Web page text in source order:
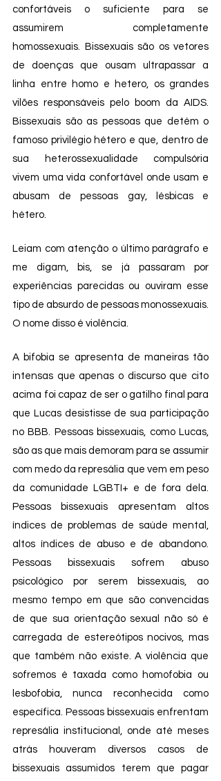
confortáveis o suficiente para se
assumirem completamente
homossexuais. Bissexuais são os vetores
de doenças que ousam ultrapassar a
linha entre homo e hetero, os grandes
vilões responsáveis pelo boom da AIDS.
Bissexuais são as pessoas que detém o
famoso privilégio hétero e que, dentro de
sua heterossexualidade compulsória
vivem uma vida confortável onde usam e
abusam de pessoas gay, lésbicas e
hétero.
Leiam com atenção o último parágrafo e
me digam, bis, se já passaram por
experiências parecidas ou ouviram esse
tipo de absurdo de pessoas monossexuais.
O nome disso é violência.
A bifobia se apresenta de maneiras tão
intensas que apenas o discurso que cito
acima foi capaz de ser o gatilho final para
que Lucas desistisse de sua participação
no BBB. Pessoas bissexuais, como Lucas,
são as que mais demoram para se assumir
com medo da represália que vem em peso
da comunidade LGBTI+ e de fora dela.
Pessoas bissexuais apresentam altos
índices de problemas de saúde mental,
altos índices de abuso e de abandono.
Pessoas bissexuais sofrem abuso
psicológico por serem bissexuais, ao
mesmo tempo em que são convencidas
de que sua orientação sexual não só é
carregada de estereótipos nocivos, mas
que também não existe. A violência que
sofremos é taxada como homofobia ou
lesbofobia, nunca reconhecida como
específica. Pessoas bissexuais enfrentam
represália institucional, onde até meses
atrás houveram diversos casos de
bissexuais assumidos terem que pagar